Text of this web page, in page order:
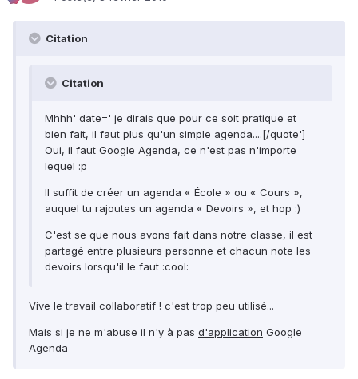
Citation
Citation
Mhhh' date=' je dirais que pour ce soit pratique et
bien fait, il faut plus qu'un simple agenda....[/quote']
Oui, il faut Google Agenda, ce n'est pas n'importe
lequel :p
Il suffit de créer un agenda « École » ou « Cours »,
auquel tu rajoutes un agenda « Devoirs », et hop :)
C'est se que nous avons fait dans notre classe, il est
partagé entre plusieurs personne et chacun note les
devoirs lorsqu'il le faut :cool:
Vive le travail collaboratif ! c'est trop peu utilisé...
Mais si je ne m'abuse il n'y à pas d'application Google
Agenda